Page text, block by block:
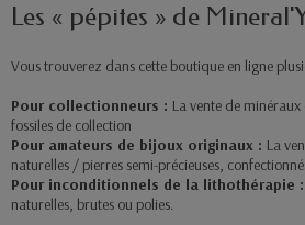
Les « pépites » de
Vous trouverez dans cette boutique en ligne
Pour collectionneurs : La vente de
fossiles de collection
Pour amateurs de bijoux originaux : La
naturelles / pierres semi-précieuses,
Pour inconditionnels de la lithothérapie :
naturelles, brutes ou polies.